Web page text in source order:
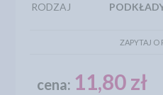
RODZAJ
ZAPYTAJ O
cena: 11,80 zł